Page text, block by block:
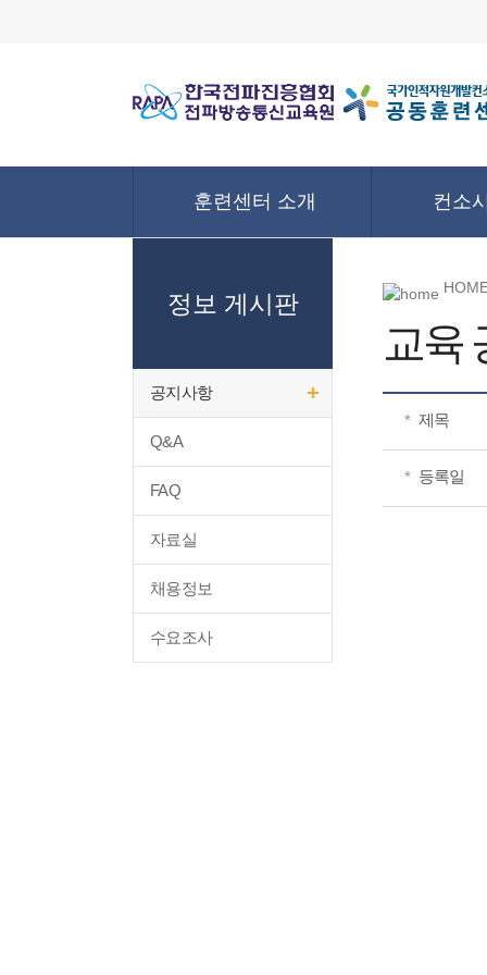
훈련센터 소개 컨소
정보 게시판
공지사항
Q&A
FAQ
자료실
채용정보
수요조사
교육
* 제목
* 등록일